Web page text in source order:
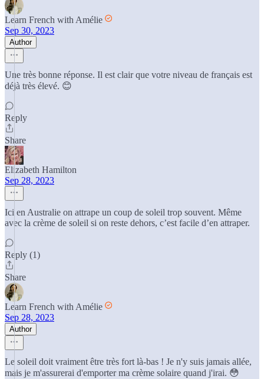
Learn French with Amélie
Sep 30, 2023
Author
Une très bonne réponse. Il est clair que votre niveau de français est
déjà très élevé. 😊
Reply
Share
Elizabeth Hamilton
Sep 28, 2023
Ici en Australie on attrape un coup de soleil trop souvent. Même
avec la crème de soleil si on reste dehors, c’est facile d’en attraper.
Reply (1)
Share
Learn French with Amélie
Sep 28, 2023
Author
Le soleil doit vraiment être très fort là-bas ! Je n'y suis jamais allée,
mais je m'assurerai d'emporter ma crème solaire quand j'irai. 😳